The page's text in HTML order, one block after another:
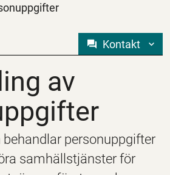
av
Kontakt
av
personuppgifter
samhällstjänster för